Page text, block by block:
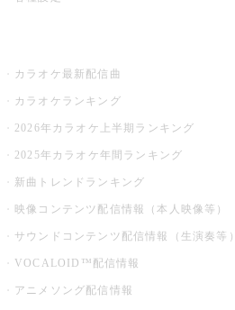
カラオケ最新配信曲
カラオケランキング
2026年カラオケ上半期ランキング
2025年カラオケ年間ランキング
新曲トレンドランキング
映像コンテンツ配信情報（本人映像等）
サウンドコンテンツ配信情報（生演奏等）
VOCALOID™配信情報
アニメソング配信情報